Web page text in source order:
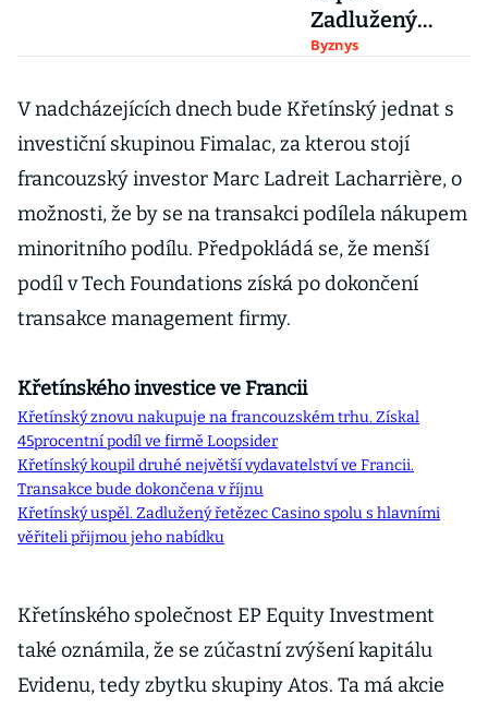
Zadlužený
řetězec Casino
hlavními
věřiteli
přijmou jeho
nabídku
Byznys
V nadcházejících dnech bude Křetínský jednat s
investiční skupinou Fimalac, za kterou stojí
francouzský investor Marc Ladreit Lacharrière, o
možnosti, že by se na transakci podílela nákupem
minoritního podílu. Předpokládá se, že menší
podíl v Tech Foundations získá po dokončení
transakce management firmy.
Křetínského investice ve Francii
Křetínský znovu nakupuje na francouzském trhu. Získal
45procentní podíl ve firmě Loopsider
Křetínský koupil druhé největší vydavatelství ve Francii.
Transakce bude dokončena v říjnu
Křetínský uspěl. Zadlužený řetězec Casino spolu s hlavními
věřiteli přijmou jeho nabídku
Křetínského společnost EP Equity Investment
také oznámila, že se zúčastní zvýšení kapitálu
Evidenu, tedy zbytku skupiny Atos. Ta má akcie